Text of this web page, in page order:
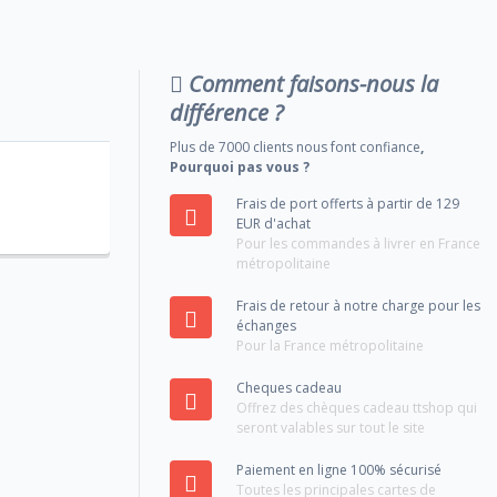
Comment faisons-nous la
différence ?
Plus de 7000 clients nous font confiance,
Pourquoi pas vous ?
Frais de port offerts à partir de 129
EUR d'achat
Pour les commandes à livrer en France
métropolitaine
Frais de retour à notre charge pour les
échanges
Pour la France métropolitaine
Cheques cadeau
Offrez des chèques cadeau ttshop qui
seront valables sur tout le site
Paiement en ligne 100% sécurisé
Toutes les principales cartes de